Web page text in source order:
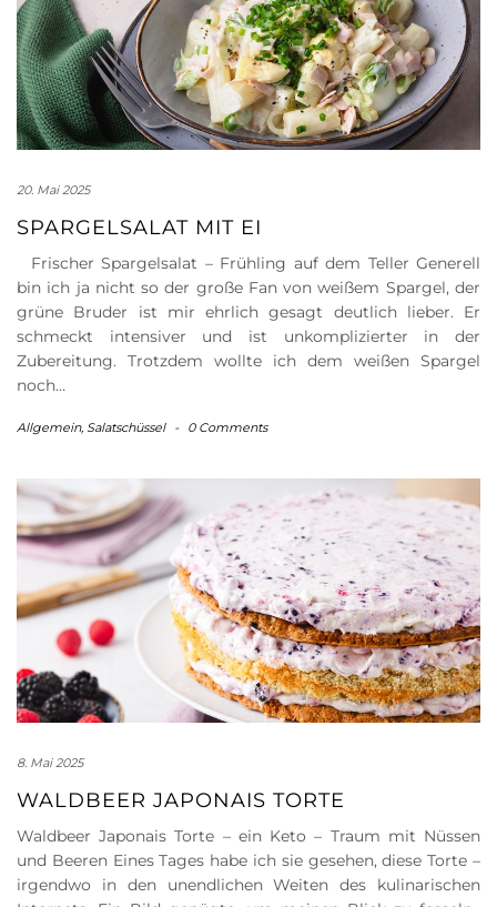
20. Mai 2025
SPARGELSALAT MIT EI
Frischer Spargelsalat – Frühling auf dem Teller Generell
bin ich ja nicht so der große Fan von weißem Spargel, der
grüne Bruder ist mir ehrlich gesagt deutlich lieber. Er
schmeckt intensiver und ist unkomplizierter in der
Zubereitung. Trotzdem wollte ich dem weißen Spargel
noch…
Allgemein, Salatschüssel - 0 Comments
8. Mai 2025
WALDBEER JAPONAIS TORTE
Waldbeer Japonais Torte – ein Keto – Traum mit Nüssen
und Beeren Eines Tages habe ich sie gesehen, diese Torte –
irgendwo in den unendlichen Weiten des kulinarischen